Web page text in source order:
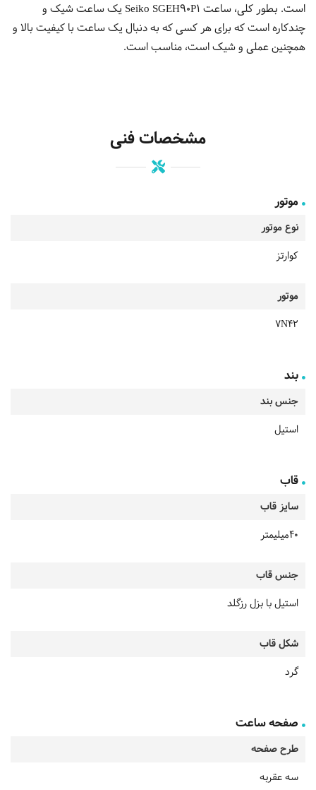
است. بطور کلی، ساعت Seiko SGEH90P1 یک ساعت شیک و
چند‌کاره است که برای هر کسی که به دنبال یک ساعت با کیفیت بالا و
همچنین عملی و شیک است، مناسب است.
مشخصات فنی
موتور
نوع موتور
کوارتز
موتور
7N42
بند
جنس بند
استیل
قاب
سایز قاب
40میلیمتر
جنس قاب
استیل با بزل رزگلد
شکل قاب
گرد
صفحه ساعت
طرح صفحه
سه عقربه